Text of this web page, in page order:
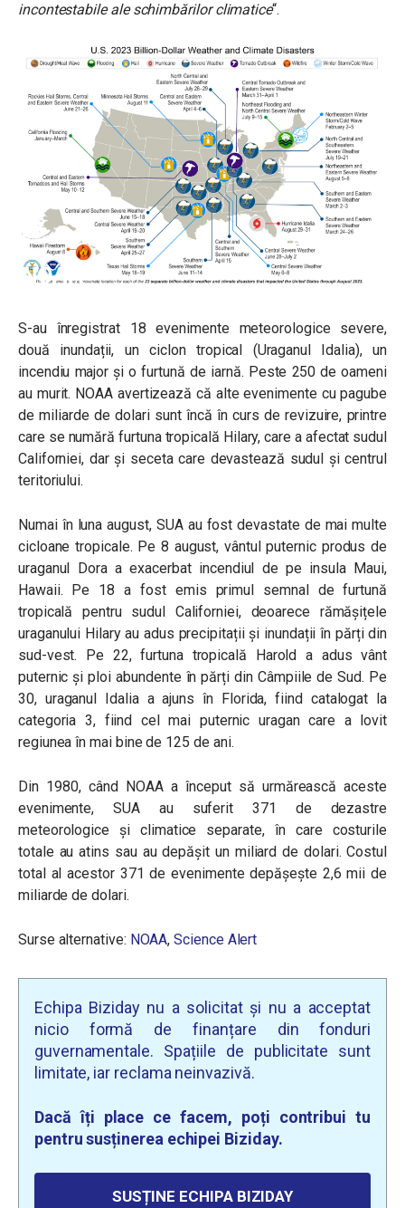
incontestabile ale schimbărilor climatice“.
S-au înregistrat 18 evenimente meteorologice severe,
două inundații, un ciclon tropical (Uraganul Idalia), un
incendiu major și o furtună de iarnă. Peste 250 de oameni
au murit. NOAA avertizează că alte evenimente cu pagube
de miliarde de dolari sunt încă în curs de revizuire, printre
care se numără furtuna tropicală Hilary, care a afectat sudul
Californiei, dar și seceta care devastează sudul și centrul
teritoriului.
Numai în luna august, SUA au fost devastate de mai multe
cicloane tropicale. Pe 8 august, vântul puternic produs de
uraganul Dora a exacerbat incendiul de pe insula Maui,
Hawaii. Pe 18 a fost emis primul semnal de furtună
tropicală pentru sudul Californiei, deoarece rămășițele
uraganului Hilary au adus precipitații și inundații în părți din
sud-vest. Pe 22, furtuna tropicală Harold a adus vânt
puternic și ploi abundente în părți din Câmpiile de Sud. Pe
30, uraganul Idalia a ajuns în Florida, fiind catalogat la
categoria 3, fiind cel mai puternic uragan care a lovit
regiunea în mai bine de 125 de ani.
Din 1980, când NOAA a început să urmărească aceste
evenimente, SUA au suferit 371 de dezastre
meteorologice și climatice separate, în care costurile
totale au atins sau au depășit un miliard de dolari. Costul
total al acestor 371 de evenimente depășește 2,6 mii de
miliarde de dolari.
Surse alternative: NOAA,Science Alert
Echipa Biziday nu a solicitat și nu a acceptat
nicio formă de finanțare din fonduri
guvernamentale. Spațiile de publicitate sunt
limitate, iar reclama neinvazivă.
Dacă îți place ce facem, poți contribui tu
pentru susținerea echipei Biziday.
SUSȚINE ECHIPA BIZIDAY